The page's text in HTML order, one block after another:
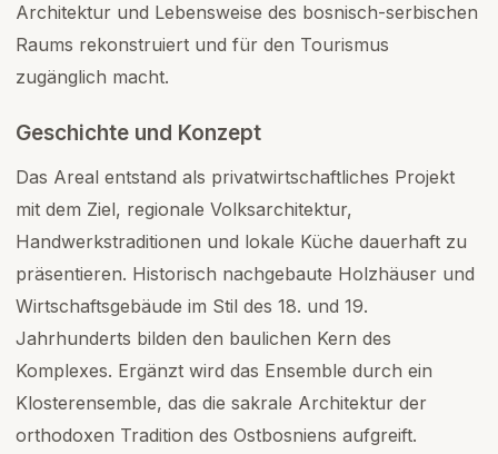
Architektur und Lebensweise des bosnisch-serbischen
Raums rekonstruiert und für den Tourismus
zugänglich macht.
Geschichte und Konzept
Das Areal entstand als privatwirtschaftliches Projekt
mit dem Ziel, regionale Volksarchitektur,
Handwerkstraditionen und lokale Küche dauerhaft zu
präsentieren. Historisch nachgebaute Holzhäuser und
Wirtschaftsgebäude im Stil des 18. und 19.
Jahrhunderts bilden den baulichen Kern des
Komplexes. Ergänzt wird das Ensemble durch ein
Klosterensemble, das die sakrale Architektur der
orthodoxen Tradition des Ostbosniens aufgreift.